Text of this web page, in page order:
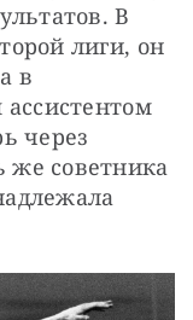
В
лиги, он
в
ассистентом
через
же советника